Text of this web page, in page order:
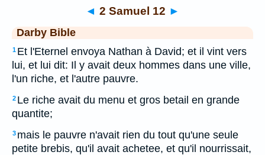
◄ 2 Samuel 12 ►
Darby Bible
1 Et l'Eternel envoya Nathan à David; et il vint vers
lui, et lui dit: Il y avait deux hommes dans une ville,
l'un riche, et l'autre pauvre.
2 Le riche avait du menu et gros betail en grande
quantite;
3 mais le pauvre n'avait rien du tout qu'une seule
petite brebis, qu'il avait achetee, et qu'il nourrissait,